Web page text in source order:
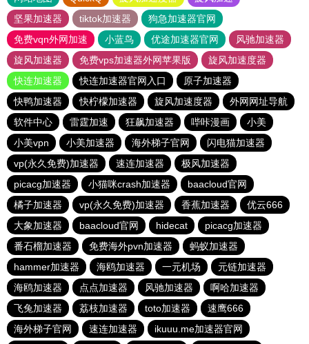
坚果加速器
tiktok加速器
狗急加速器官网
免费vqn外网加速
小蓝鸟 优途加速器官网
风驰加速器
旋风加速器
免费vps加速器外网苹果版
旋风加速度器
快连加速器
快连加速器官网入口
原子加速器
快鸭加速器
快柠檬加速器 旋风加速度器
外网网址导航
软件中心
雷霆加速 狂飙加速器 哔咔漫画
小美
小美vpn
小美加速器 海外梯子官网
闪电猫加速器
vp(永久免费)加速器
速连加速器
极风加速器
picacg加速器
小猫咪crash加速器
baacloud官网
橘子加速器
vp(永久免费)加速器 香蕉加速器
优云666
大象加速器
baacloud官网 hidecat
picacg加速器
番石榴加速器
免费海外pvn加速器
蚂蚁加速器
hammer加速器
海鸥加速器 一元机场
元链加速器
海鸥加速器
点点加速器 风驰加速器
啊哈加速器
飞兔加速器
荔枝加速器 toto加速器
速鹰666
海外梯子官网
速连加速器 ikuuu.me加速器官网